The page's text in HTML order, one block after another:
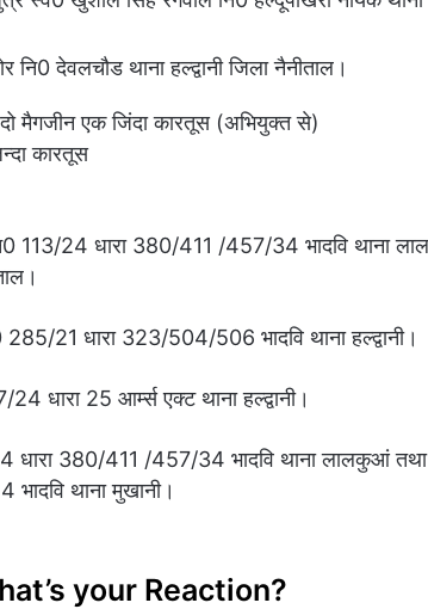
नि0 देवलचौड थाना हल्द्वानी जिला नैनीताल।
मैगजीन एक जिंदा कारतूस (अभियुक्त से)
कारतूस
113/24 धारा 380/411 /457/34 भादवि थाना
21 धारा 323/504/506 भादवि थाना हल्द्वानी।
धारा 25 आर्म्स एक्ट थाना हल्द्वानी।
380/411 /457/34 भादवि थाना लालकुआं
थाना मुखानी।
your Reaction?